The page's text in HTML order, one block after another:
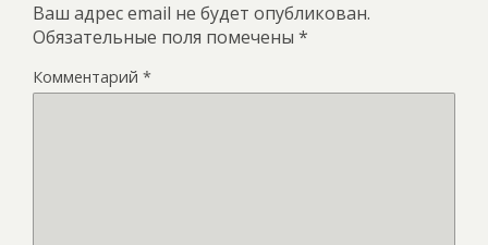
Ваш адрес email не будет опубликован.
Обязательные поля помечены *
Комментарий *